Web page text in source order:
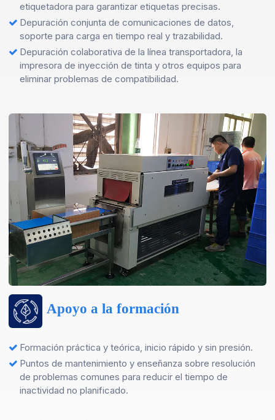
etiquetadora para garantizar etiquetas precisas.
Depuración conjunta de comunicaciones de datos,
soporte para carga en tiempo real y trazabilidad.
Depuración colaborativa de la línea transportadora, la
impresora de inyección de tinta y otros equipos para
eliminar problemas de compatibilidad.
Apoyo a la formación
Formación práctica y teórica, inicio rápido y sin presión.
Puntos de mantenimiento y enseñanza sobre resolución
de problemas comunes para reducir el tiempo de
inactividad no planificado.